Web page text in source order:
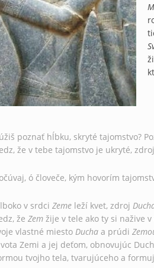
poznať hĺbku, skryté tajomstvo?
že v tebe tajomstvo je ukryté,
ó človeče, kým hovorím
v srdci Zeme leží kvet, zdroj
že Zem žije v tele ako ty si nažive
vlastné miesto Ducha a prúdi
Zemi a jej deťom, obnovujúc
tvojho tela, tvarujúceho a